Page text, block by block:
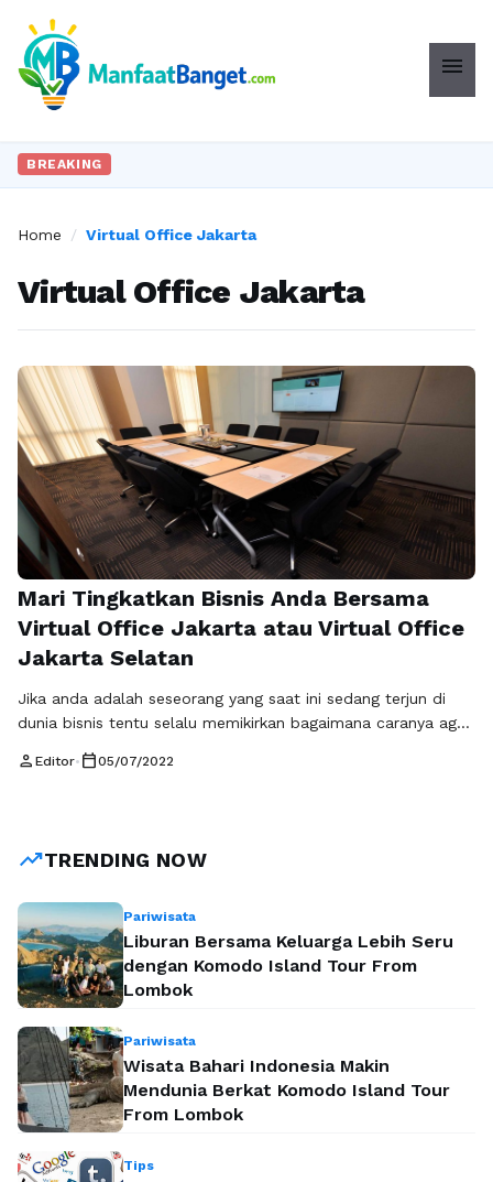
menu
BREAKING
Home / Virtual Office Jakarta
Virtual Office Jakarta
Mari Tingkatkan Bisnis Anda Bersama
Virtual Office Jakarta atau Virtual Office
Jakarta Selatan
Jika anda adalah seseorang yang saat ini sedang terjun di
dunia bisnis tentu selalu memikirkan bagaimana caranya agar
maju dan meningkat, atau bahkan bisa semakin berkembang.
person Editor• calendar_today05/07/2022
trending_upTRENDING NOW
Pariwisata
Liburan Bersama Keluarga Lebih Seru
dengan Komodo Island Tour From
Lombok
Pariwisata
Wisata Bahari Indonesia Makin
Mendunia Berkat Komodo Island Tour
From Lombok
Tips